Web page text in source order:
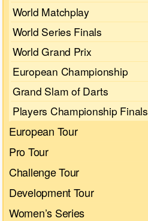
World Matchplay
World Series Finals
World Grand Prix
European Championship
Grand Slam of Darts
Players Championship Finals
European Tour
Pro Tour
Challenge Tour
Development Tour
Women’s Series